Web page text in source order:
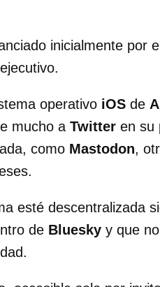
inicialmente por
operativo iOS de
mucho a Twitter en su
como Mastodon,
esté descentralizada
de Bluesky y que